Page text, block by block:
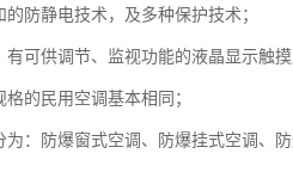
防静电技术，及多种保护技术；
可供调节、监视功能的液晶显示触摸
的民用空调基本相同；
：防爆窗式空调、防爆挂式空调、